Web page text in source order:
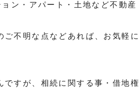
ン・アパート・土地など不動産
不明な点などあれば、お気軽に
すが、相続に関する事・借地権